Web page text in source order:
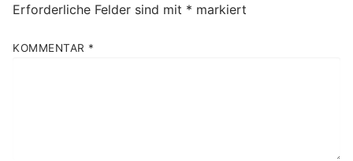
Erforderliche Felder sind mit * markiert
KOMMENTAR *